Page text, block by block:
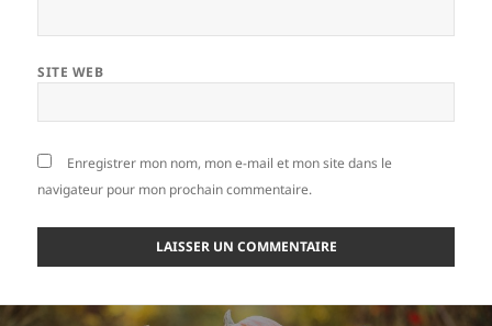
SITE WEB
Enregistrer mon nom, mon e-mail et mon site dans le
navigateur pour mon prochain commentaire.
Navigation